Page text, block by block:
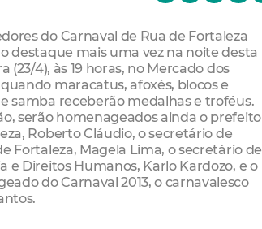
do Carnaval de Rua de Fortaleza
destaque mais uma vez na noite desta
(23/4), às 19 horas, no Mercado dos
maracatus, afoxés, blocos e
samba receberão medalhas e troféus.
serão homenageados ainda o prefeito
Roberto Cláudio, o secretário de
Fortaleza, Magela Lima, o secretário de
e Direitos Humanos, Karlo Kardozo, e o
do Carnaval 2013, o carnavalesco